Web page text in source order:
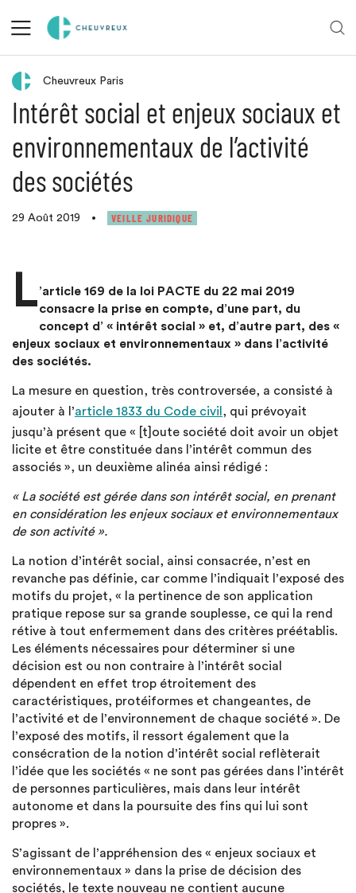
Retour aux actualités
Cheuvreux Paris
Intérêt social et enjeux sociaux et
environnementaux de l’activité
des sociétés
29 Août 2019 • VEILLE JURIDIQUE
L’article 169 de la loi PACTE du 22 mai 2019
consacre la prise en compte, d’une part, du
concept d’ « intérêt social » et, d’autre part, des «
enjeux sociaux et environnementaux » dans l’activité
des sociétés.
La mesure en question, très controversée, a consisté à
ajouter à l’article 1833 du Code civil , qui prévoyait
jusqu’à présent que « [t]oute société doit avoir un objet
licite et être constituée dans l’intérêt commun des
associés », un deuxième alinéa ainsi rédigé :
« La société est gérée dans son intérêt social, en prenant
en considération les enjeux sociaux et environnementaux
de son activité ».
La notion d’intérêt social, ainsi consacrée, n’est en
revanche pas définie, car comme l’indiquait l’exposé des
motifs du projet, « la pertinence de son application
pratique repose sur sa grande souplesse, ce qui la rend
rétive à tout enfermement dans des critères préétablis.
Les éléments nécessaires pour déterminer si une
décision est ou non contraire à l’intérêt social
dépendent en effet trop étroitement des
caractéristiques, protéiformes et changeantes, de
l’activité et de l’environnement de chaque société ». De
l’exposé des motifs, il ressort également que la
consécration de la notion d’intérêt social reflèterait
l’idée que les sociétés « ne sont pas gérées dans l’intérêt
de personnes particulières, mais dans leur intérêt
autonome et dans la poursuite des fins qui lui sont
propres ».
S’agissant de l’appréhension des « enjeux sociaux et
environnementaux » dans la prise de décision des
sociétés, le texte nouveau ne contient aucune